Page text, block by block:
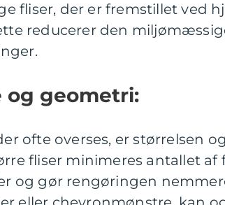
fliser, der er fremstillet ved
reducerer den
og geometri:
ofte overses, er størrelsen
fliser minimeres antallet af
og gør rengøringen